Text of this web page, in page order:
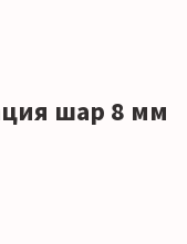
шар 8 мм